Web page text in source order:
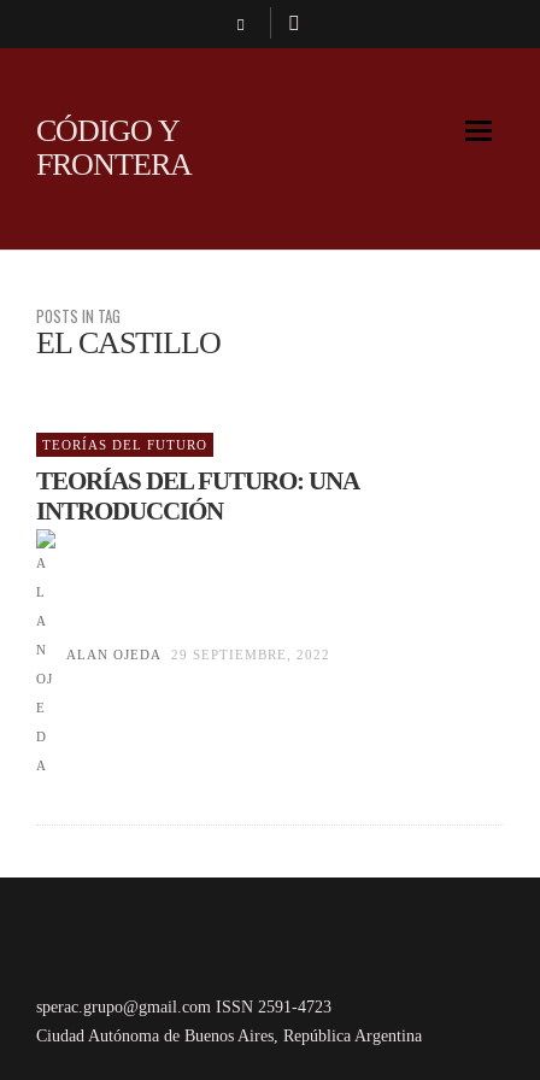
CÓDIGO Y
FRONTERA
POSTS IN TAG
EL CASTILLO
TEORÍAS DEL FUTURO
TEORÍAS DEL FUTURO: UNA
INTRODUCCIÓN
ALAN OJEDA 29 SEPTIEMBRE, 2022
sperac.grupo@gmail.com ISSN 2591-4723
Ciudad Autónoma de Buenos Aires, República Argentina